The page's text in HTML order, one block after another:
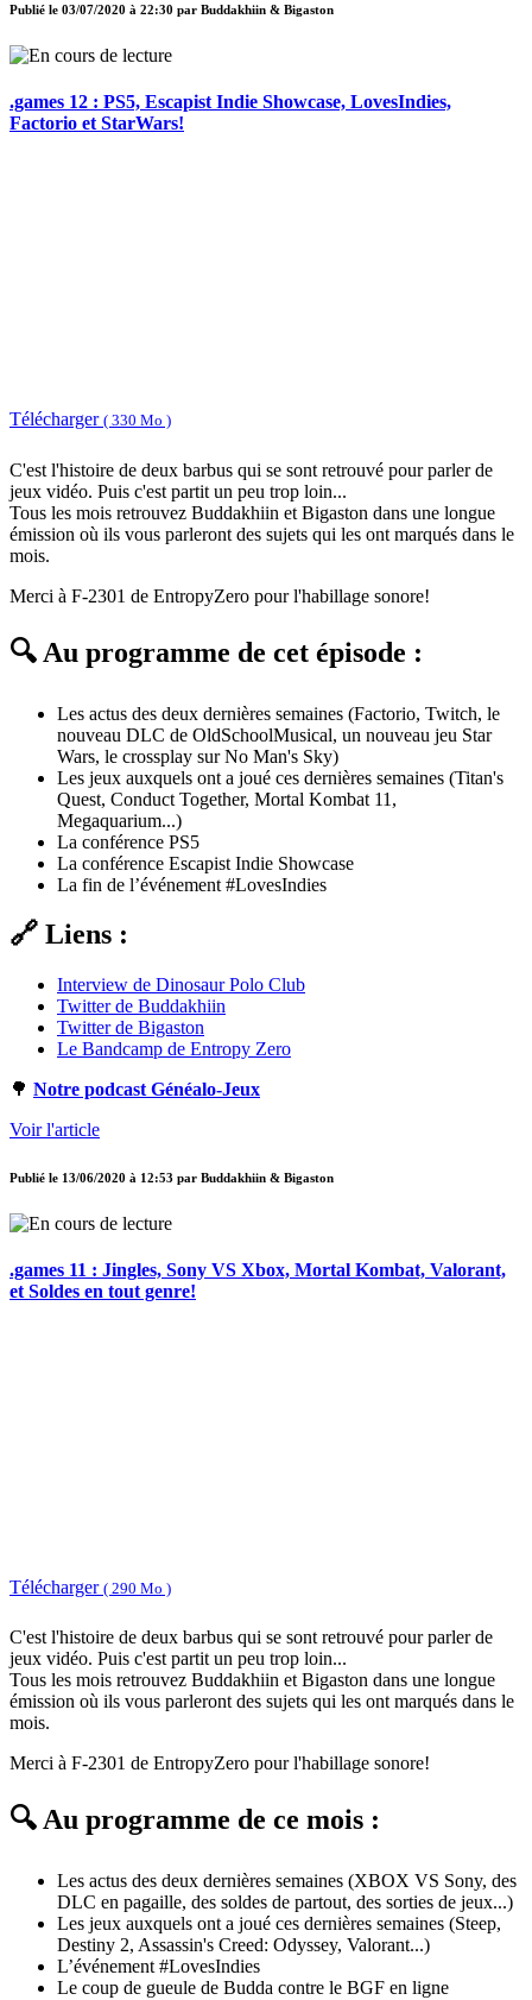
Publié le 03/07/2020 à 22:30 par Buddakhiin & Bigaston
.games 12 : PS5, Escapist Indie Showcase, LovesIndies,
Factorio et StarWars!
Télécharger ( 330 Mo )
C'est l'histoire de deux barbus qui se sont retrouvé pour parler de
jeux vidéo. Puis c'est partit un peu trop loin...
Tous les mois retrouvez Buddakhiin et Bigaston dans une longue
émission où ils vous parleront des sujets qui les ont marqués dans le
mois.
Merci à F-2301 de EntropyZero pour l'habillage sonore!
🔍 Au programme de cet épisode :
Les actus des deux dernières semaines (Factorio, Twitch, le
nouveau DLC de OldSchoolMusical, un nouveau jeu Star
Wars, le crossplay sur No Man's Sky)
Les jeux auxquels ont a joué ces dernières semaines (Titan's
Quest, Conduct Together, Mortal Kombat 11,
Megaquarium...)
La conférence PS5
La conférence Escapist Indie Showcase
La fin de l’événement #LovesIndies
🔗 Liens :
Interview de Dinosaur Polo Club
Twitter de Buddakhiin
Twitter de Bigaston
Le Bandcamp de Entropy Zero
🌳 Notre podcast Généalo-Jeux
Voir l'article
Publié le 13/06/2020 à 12:53 par Buddakhiin & Bigaston
.games 11 : Jingles, Sony VS Xbox, Mortal Kombat, Valorant,
et Soldes en tout genre!
Télécharger ( 290 Mo )
C'est l'histoire de deux barbus qui se sont retrouvé pour parler de
jeux vidéo. Puis c'est partit un peu trop loin...
Tous les mois retrouvez Buddakhiin et Bigaston dans une longue
émission où ils vous parleront des sujets qui les ont marqués dans le
mois.
Merci à F-2301 de EntropyZero pour l'habillage sonore!
🔍 Au programme de ce mois :
Les actus des deux dernières semaines (XBOX VS Sony, des
DLC en pagaille, des soldes de partout, des sorties de jeux...)
Les jeux auxquels ont a joué ces dernières semaines (Steep,
Destiny 2, Assassin's Creed: Odyssey, Valorant...)
L’événement #LovesIndies
Le coup de gueule de Budda contre le BGF en ligne